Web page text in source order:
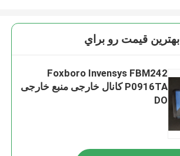
بهترين قيمت رو براي
Foxboro Invensys FBM242
P0916TA کانال خارجی منبع خارجی
DO